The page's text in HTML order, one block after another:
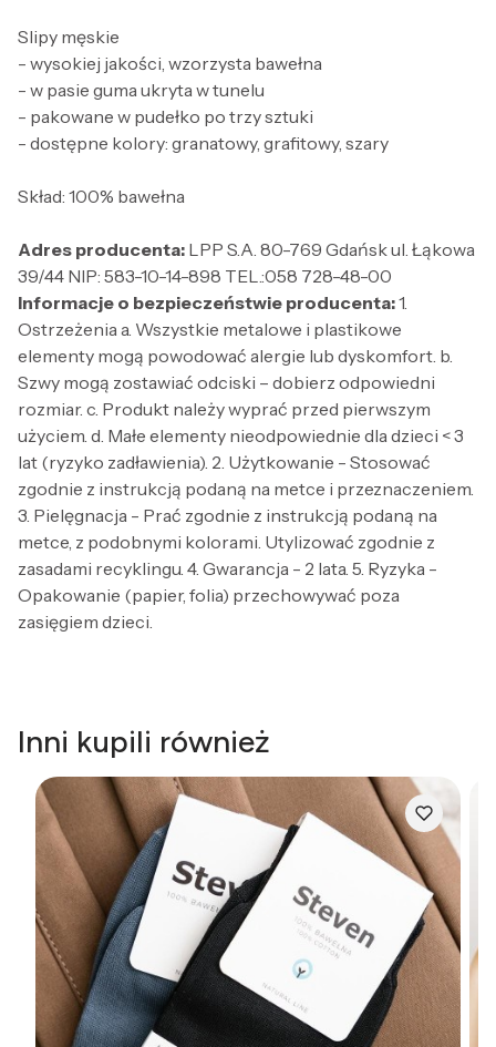
Slipy męskie
- wysokiej jakości, wzorzysta bawełna
- w pasie guma ukryta w tunelu
- pakowane w pudełko po trzy sztuki
- dostępne kolory: granatowy, grafitowy, szary
Skład: 100% bawełna
Adres producenta: LPP S.A. 80-769 Gdańsk ul. Łąkowa
39/44 NIP: 583-10-14-898 TEL.:058 728-48-00
Informacje o bezpieczeństwie producenta:1.
Ostrzeżenia a. Wszystkie metalowe i plastikowe
elementy mogą powodować alergie lub dyskomfort. b.
Szwy mogą zostawiać odciski – dobierz odpowiedni
rozmiar. c. Produkt należy wyprać przed pierwszym
użyciem. d. Małe elementy nieodpowiednie dla dzieci < 3
lat (ryzyko zadławienia). 2. Użytkowanie - Stosować
zgodnie z instrukcją podaną na metce i przeznaczeniem.
3. Pielęgnacja - Prać zgodnie z instrukcją podaną na
metce, z podobnymi kolorami. Utylizować zgodnie z
zasadami recyklingu. 4. Gwarancja - 2 lata. 5. Ryzyka -
Opakowanie (papier, folia) przechowywać poza
zasięgiem dzieci.
Inni kupili również